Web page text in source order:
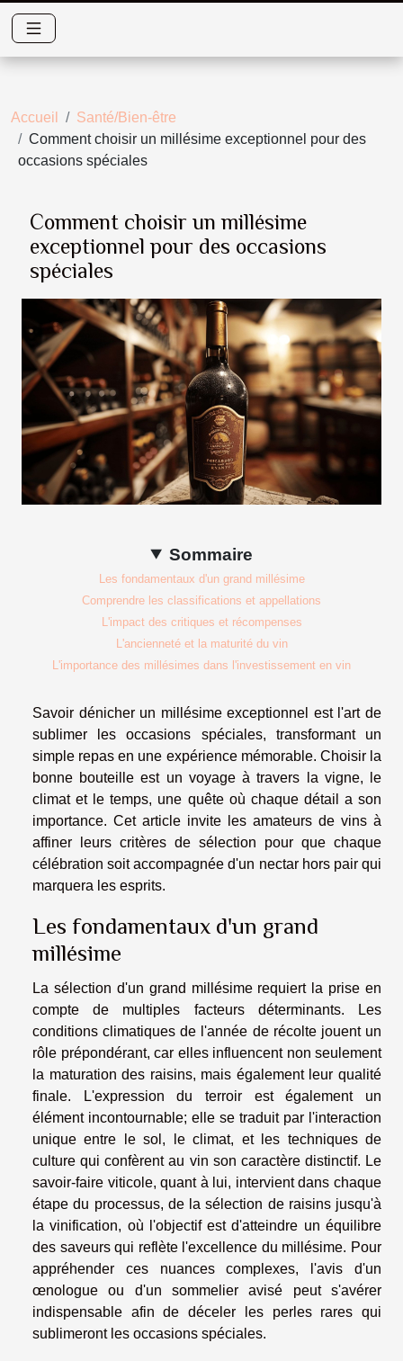
Accueil
Santé/Bien-être
Comment choisir un millésime exceptionnel pour des
occasions spéciales
Comment choisir un millésime
exceptionnel pour des occasions
spéciales
Sommaire
Les fondamentaux d'un grand millésime
Comprendre les classifications et appellations
L'impact des critiques et récompenses
L'ancienneté et la maturité du vin
L'importance des millésimes dans l'investissement en vin
Savoir dénicher un millésime exceptionnel est l'art de
sublimer les occasions spéciales, transformant un
simple repas en une expérience mémorable. Choisir la
bonne bouteille est un voyage à travers la vigne, le
climat et le temps, une quête où chaque détail a son
importance. Cet article invite les amateurs de vins à
affiner leurs critères de sélection pour que chaque
célébration soit accompagnée d'un nectar hors pair qui
marquera les esprits.
Les fondamentaux d'un grand
millésime
La sélection d'un grand millésime requiert la prise en
compte de multiples facteurs déterminants. Les
conditions climatiques de l'année de récolte jouent un
rôle prépondérant, car elles influencent non seulement
la maturation des raisins, mais également leur qualité
finale. L'expression du terroir est également un
élément incontournable; elle se traduit par l'interaction
unique entre le sol, le climat, et les techniques de
culture qui confèrent au vin son caractère distinctif. Le
savoir-faire viticole, quant à lui, intervient dans chaque
étape du processus, de la sélection de raisins jusqu'à
la vinification, où l'objectif est d'atteindre un équilibre
des saveurs qui reflète l'excellence du millésime. Pour
appréhender ces nuances complexes, l'avis d'un
œnologue ou d'un sommelier avisé peut s'avérer
indispensable afin de déceler les perles rares qui
sublimeront les occasions spéciales.